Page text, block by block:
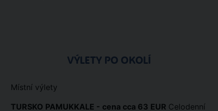
VÝLETY PO OKOLÍ
Místní výlety
TURSKO PAMUKKALE - cena cca 63 EUR Celodenní